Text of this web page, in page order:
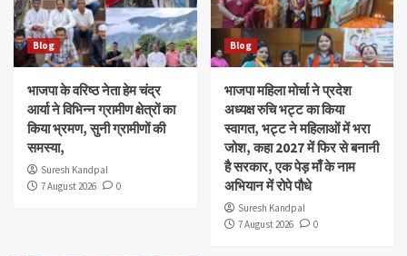
Blog
भाजपा के वरिष्ठ नेता हेम चंद्र
आर्या ने विभिन्न ग्रामीण क्षेत्रों का
किया भ्रमण, सुनी ग्रामीणों की
समस्या,
Suresh Kandpal
7 August 2026
0
Blog
भाजपा महिला मोर्चा ने प्रदेश
अध्यक्ष रुचि भट्ट का किया
स्वागत, भट्ट ने महिलाओं में भरा
जोश, कहा 2027 में फिर से बनानी
है सरकार, एक पेड़ माँ के नाम
अभियान में रोपे पौधे
Suresh Kandpal
7 August 2026
0